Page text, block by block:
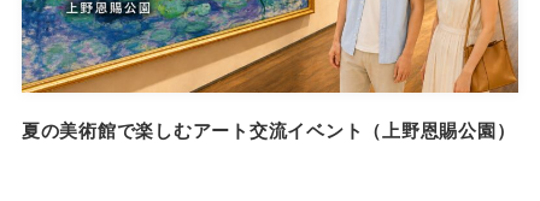
夏の美術館で楽しむアート交流イベント（上野恩賜公園）